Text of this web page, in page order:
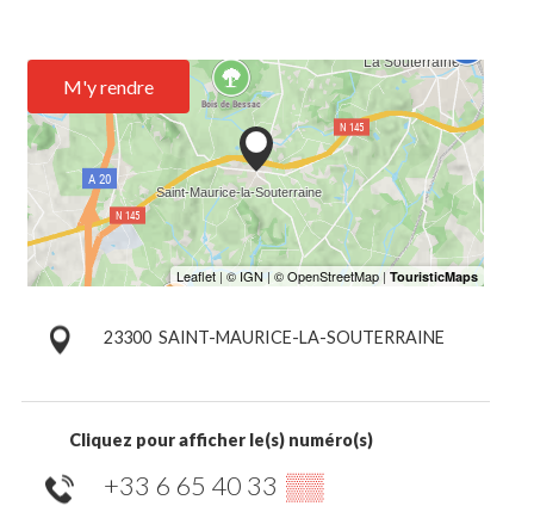
M'y rendre
23300 SAINT-MAURICE-LA-SOUTERRAINE
Cliquez pour afficher le(s) numéro(s)
+33 6 65 40 33 ▒▒